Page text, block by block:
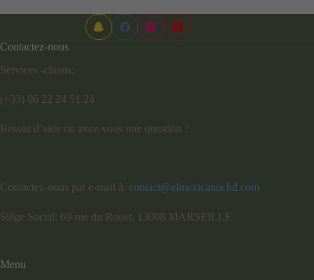
Contactez-nous
Services -clients:
(+33) 06 22 24 51 24
Besoin d’aide ou avez-vous une question ?
Contactez-nous par e-mail à: contact@elmexicanocbd.com
Siège Social: 69 rue du Rouet, 13008 MARSEILLE
Menu